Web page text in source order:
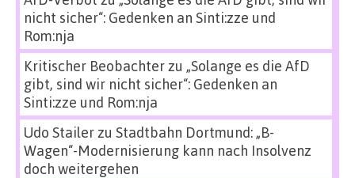
nicht sicher“: Gedenken an Sinti:zze und
Rom:nja
Kritischer Beobachterzu „Solange es die AfD
gibt, sind wir nicht sicher“: Gedenken an
Sinti:zze und Rom:nja
Udo Stailerzu Stadtbahn Dortmund: „B-
Wagen“-Modernisierung kann nach Insolvenz
doch weitergehen